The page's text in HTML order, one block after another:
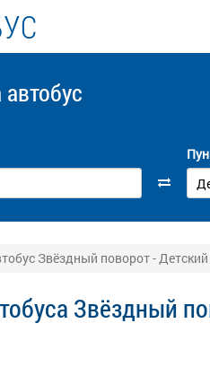
автобус
Звёздный поворот -
Звёздный